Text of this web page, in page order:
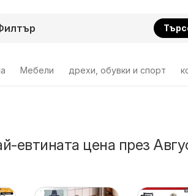
Мебели дрехи, обувки и спорт
евтината цена през